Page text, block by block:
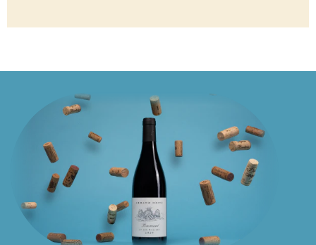
Vincent Carême
Vouvray Le Peu Morier Domaine Vincent
Vouvray Sec Le Clos Vincent Carême (Domaine)
2012
25€
Vouvray Plaisir ancestral Brut Nature Domaine
Vincent Carême
23
Vouvray Sec Domaine Vincent Carême 2010
Vouvray Le Peu Morier Domaine Vincent